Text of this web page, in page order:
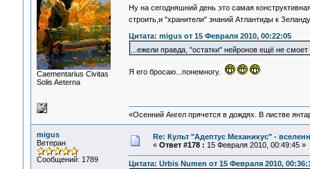
Сaementarius Civitas
Solis Aeterna
Ну на сегодняшний день это самая
строить,и "хранители" знаний Атлантиды к
Цитата: migus от 15 Февраля 2010, 00:22:05
...ежели правда, "остатки" нейронов ещё не
Я его бросаю...понемногу.
«Осенний Ангел прячется в дождях. В листве
migus
Ветеран
Сообщений: 1789
Re: Культ "Адептус Механикус" -
« Ответ #178 : 15 Февраля 2010, 00:49:45 »
Цитата: Urbis Numen от 15 Февраля 2010,